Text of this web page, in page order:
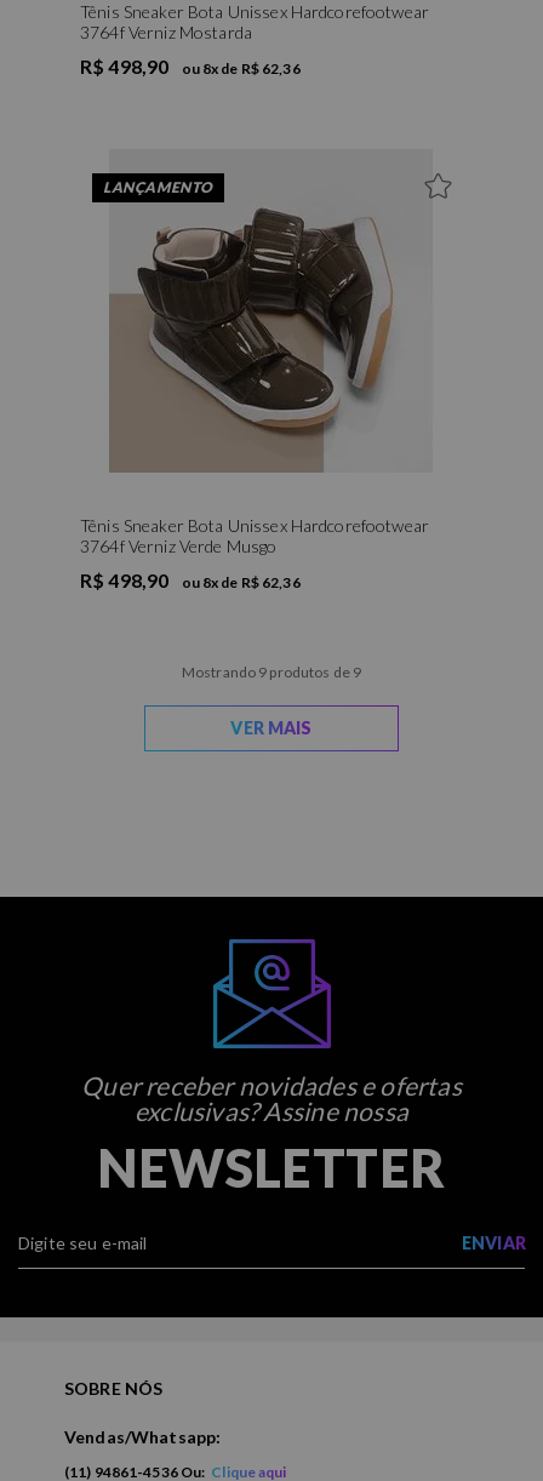
Tênis Sneaker Bota Unissex Hardcorefootwear
3764f Verniz Mostarda
R$ 498,90 ou 8x de R$ 62,36
LANÇAMENTO
Tênis Sneaker Bota Unissex Hardcorefootwear
3764f Verniz Verde Musgo
R$ 498,90 ou 8x de R$ 62,36
Mostrando 9 produtos de 9
VER MAIS
Quer receber novidades e ofertas
exclusivas? Assine nossa
NEWSLETTER
ENVIAR
SOBRE NÓS
Vendas/Whatsapp:
(11) 94861-4536 Ou: Clique aqui